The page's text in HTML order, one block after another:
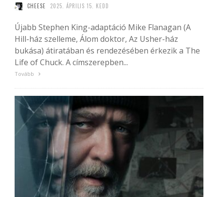
CHEESE 2025. ÁPRILIS 15. KEDD
Újabb Stephen King-adaptáció Mike Flanagan (A
Hill-ház szelleme, Álom doktor, Az Usher-ház
bukása) átiratában és rendezésében érkezik a The
Life of Chuck. A címszerepben...
Tovább